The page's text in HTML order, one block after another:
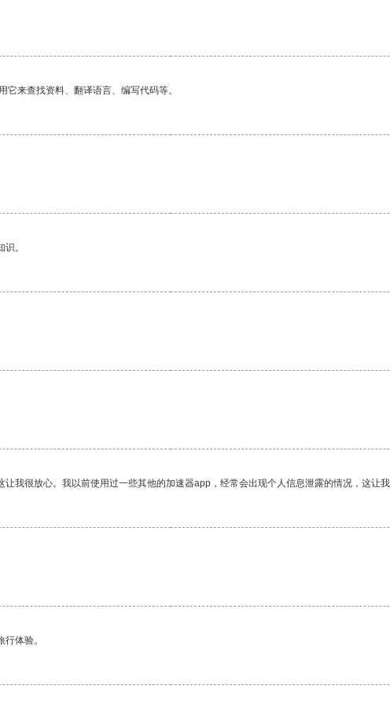
来查找资料、翻译语言、编写代码等。
。
我很放心。我以前使用过一些其他的加速器app，经常会出现个人信息泄露的情况，这让我
体验。